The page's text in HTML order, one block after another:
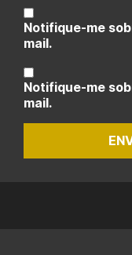
Notifique-me
mail.
Notifique-me
mail.